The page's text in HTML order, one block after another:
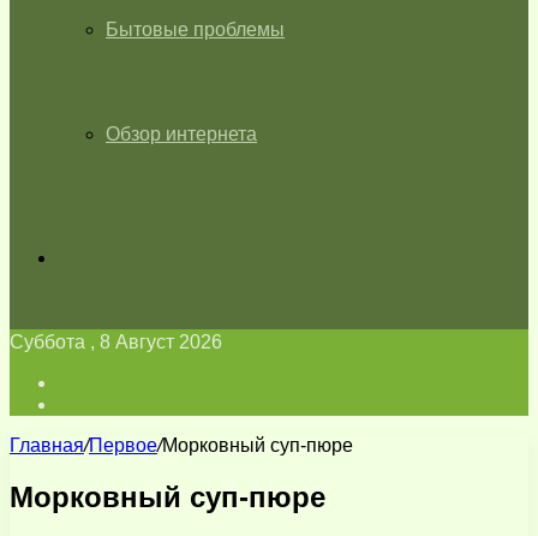
Бытовые проблемы
Обзор интернета
Суббота , 8 Август 2026
Главная/Первое/Морковный суп-пюре
Морковный суп-пюре